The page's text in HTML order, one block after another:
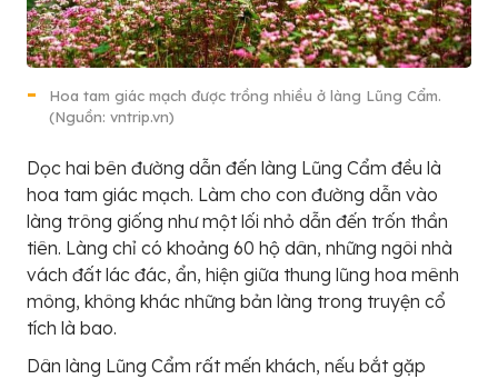
Hoa tam giác mạch được trồng nhiều ở làng Lũng Cẩm.
(Nguồn: vntrip.vn)
Dọc hai bên đường dẫn đến làng Lũng Cẩm đều là
hoa tam giác mạch. Làm cho con đường dẫn vào
làng trông giống như một lối nhỏ dẫn đến trốn thần
tiên. Làng chỉ có khoảng 60 hộ dân, những ngôi nhà
vách đất lác đác, ẩn, hiện giữa thung lũng hoa mênh
mông, không khác những bản làng trong truyện cổ
tích là bao.
Dân làng Lũng Cẩm rất mến khách, nếu bắt gặp